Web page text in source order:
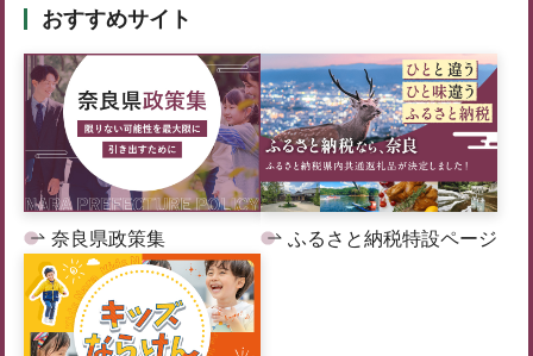
おすすめサイト
奈良県政策集 ふるさと納税特設ページ